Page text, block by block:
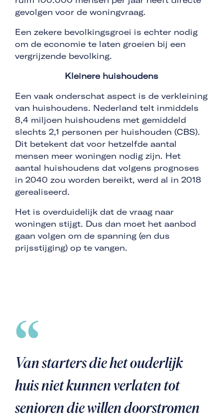
gevolgen voor de woningvraag.
Een zekere bevolkingsgroei is echter nodig
om de economie te laten groeien bij een
vergrijzende bevolking.
Kleinere huishoudens
Een vaak onderschat aspect is de verkleining
van huishoudens. Nederland telt inmiddels
8,4 miljoen huishoudens met gemiddeld
slechts 2,1 personen per huishouden (CBS).
Dit betekent dat voor hetzelfde aantal
mensen meer woningen nodig zijn. Het
aantal huishoudens dat volgens prognoses
in 2040 zou worden bereikt, werd al in 2018
gerealiseerd.
Het is overduidelijk dat de vraag naar
woningen stijgt. Dus dan moet het aanbod
gaan volgen om de spanning (en dus
prijsstijging) op te vangen.
Van starters die het ouderlijk
huis niet kunnen verlaten tot
senioren die willen doorstromen